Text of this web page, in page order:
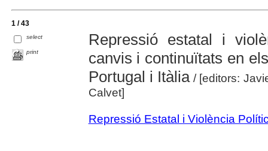
1 / 43
select
print
Repressió estatal i
canvis i continuïtats en
Portugal i Itàlia/ [editors:
Calvet]
Repressió Estatal i Violència